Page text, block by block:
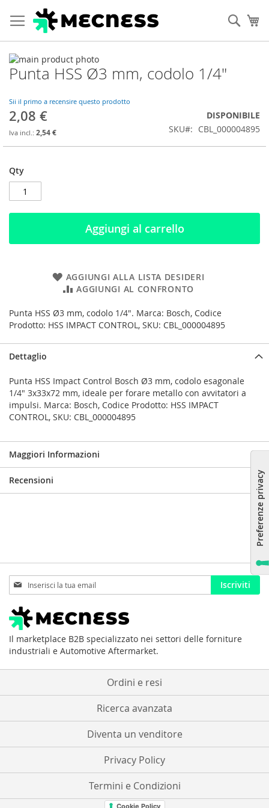
Cerca
Vai
alla
fine
galleria
di
immagini
Vai
all'inizio
galleria
di
immagini
Punta HSS Ø3 mm, codolo 1/4"
Sii il primo a recensire questo prodotto
2,08 €
2,54 €
DISPONIBILE
SKU
CBL_000004895
Qty
Aggiungi al carrello
AGGIUNGI ALLA LISTA DESIDERI
AGGIUNGI AL CONFRONTO
Punta HSS Ø3 mm, codolo 1/4". Marca: Bosch, Codice
Prodotto: HSS IMPACT CONTROL, SKU: CBL_000004895
Dettaglio
Punta HSS Impact Control Bosch Ø3 mm, codolo esagonale
1/4" 3x33x72 mm, ideale per forare metallo con avvitatori a
impulsi. Marca: Bosch, Codice Prodotto: HSS IMPACT
CONTROL, SKU: CBL_000004895
Maggiori Informazioni
Recensioni
Iscriviti
alla
nostra
Newsletter:
Iscriviti
Il marketplace B2B specializzato nei settori delle forniture
industriali e Automotive Aftermarket.
Ordini e resi
Ricerca avanzata
Diventa un venditore
Privacy Policy
Termini e Condizioni